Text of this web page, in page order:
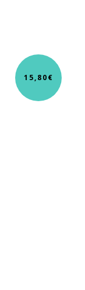
15,80€